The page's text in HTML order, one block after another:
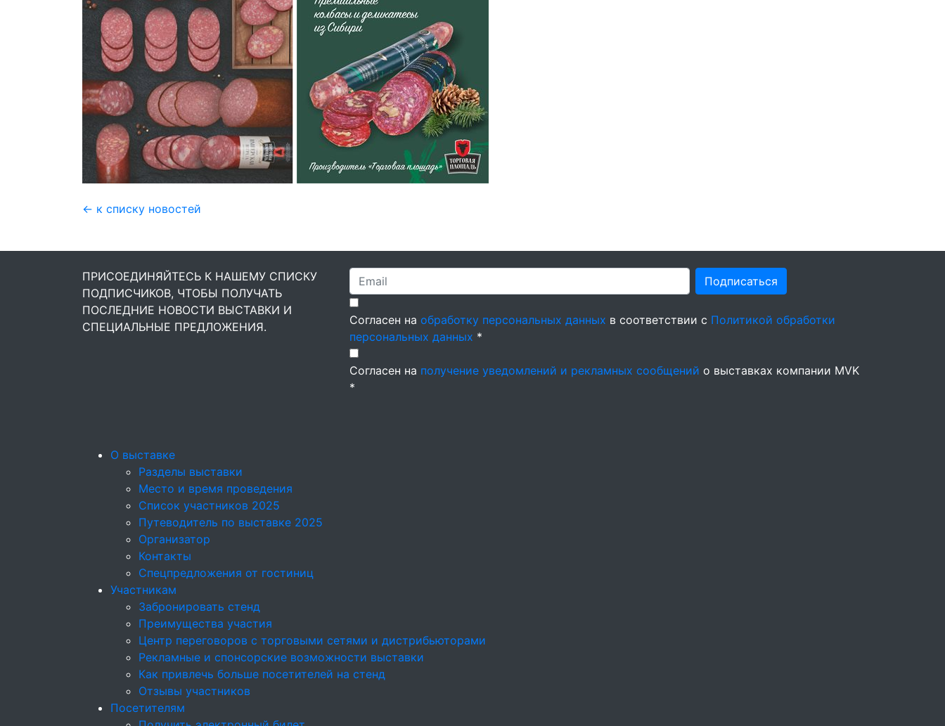
← к списку новостей
ПРИСОЕДИНЯЙТЕСЬ К НАШЕМУ СПИСКУ
ПОДПИСЧИКОВ, ЧТОБЫ ПОЛУЧАТЬ
ПОСЛЕДНИЕ НОВОСТИ ВЫСТАВКИ И
СПЕЦИАЛЬНЫЕ ПРЕДЛОЖЕНИЯ.
Подписаться
Согласен на обработку персональных данных в соответствии с Политикой обработки
персональных данных *
Согласен на получение уведомлений и рекламных сообщений о выставках компании MVK
*
О выставке
Разделы выставки
Место и время проведения
Список участников 2025
Путеводитель по выставке 2025
Организатор
Контакты
Спецпредложения от гостиниц
Участникам
Забронировать стенд
Преимущества участия
Центр переговоров с торговыми сетями и дистрибьюторами
Рекламные и спонсорские возможности выставки
Как привлечь больше посетителей на стенд
Отзывы участников
Посетителям